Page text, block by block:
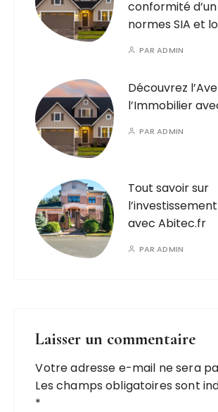
conformité
normes SIA et
PARADMIN
Découvrez
l’Immobilier
PARADMIN
Tout savoir sur
avec Abitec.fr
PARADMIN
Laisser un commentaire
Votre adresse e-mail ne sera
Les champs obligatoires sont
*
A
l
t